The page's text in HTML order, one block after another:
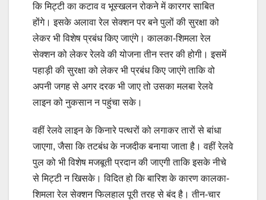
कि मिट्टी का कटाव व भूस्खलन रोकने में कारगर साबित
होंगे। इसके अलावा रेल सेक्शन पर बने पुलों की सुरक्षा को
लेकर भी विशेष प्रबंध किए जाएंगे। कालका-शिमला रेल
सेक्शन को लेकर रेलवे की योजना तीन स्तर की होगी। इसमें
पहाड़ी की सुरक्षा को लेकर भी प्रबंध किए जाएंगे ताकि वो
अपनी जगह से अगर दरक भी जाए तो उसका मलबा रेलवे
लाइन को नुकसान न पहुंचा सके।
वहीं रेलवे लाइन के किनारे पत्थरों को लगाकर तारों से बांधा
जाएगा, जैसा कि तटबंध के नजदीक बनाया जाता है। वहीं रेलवे
पुल को भी विशेष मजबूती प्रदान की जाएगी ताकि इसके नीचे
से मिट्टी न खिसके। विदित हो कि बारिश के कारण कालका-
शिमला रेल सेक्शन फिलहाल पूरी तरह से बंद है। तीन-चार